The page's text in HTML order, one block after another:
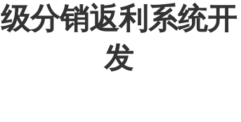
级分销返利系统开
发